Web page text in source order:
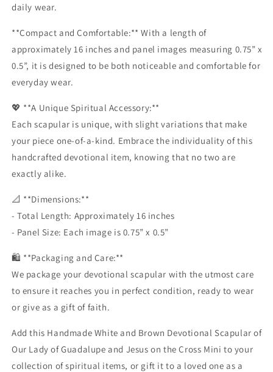
daily wear.
**Compact and Comfortable:** With a length of
approximately 16 inches and panel images measuring 0.75” x
0.5”, it is designed to be both noticeable and comfortable for
everyday wear.
💖 **A Unique Spiritual Accessory:**
Each scapular is unique, with slight variations that make
your piece one-of-a-kind. Embrace the individuality of this
handcrafted devotional item, knowing that no two are
exactly alike.
📐 **Dimensions:**
- Total Length: Approximately 16 inches
- Panel Size: Each image is 0.75” x 0.5”
🛍️ **Packaging and Care:**
We package your devotional scapular with the utmost care
to ensure it reaches you in perfect condition, ready to wear
or give as a gift of faith.
Add this Handmade White and Brown Devotional Scapular of
Our Lady of Guadalupe and Jesus on the Cross Mini to your
collection of spiritual items, or gift it to a loved one as a